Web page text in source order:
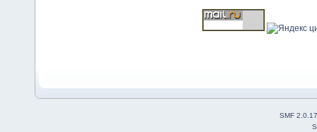
SMF 2.0.17